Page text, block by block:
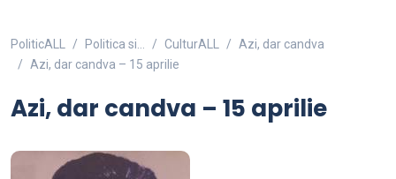
PoliticALL Politica si… CulturALL
Azi, dar candva
Azi, dar candva – 15 aprilie
Azi, dar candva – 15 aprilie